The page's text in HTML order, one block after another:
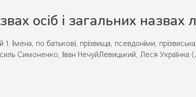
осіб і загальних назвах
Імена, по батькові, прізвища, псевдоніми,
Симоненко, Іван НечуйЛевицький, Леся Українка